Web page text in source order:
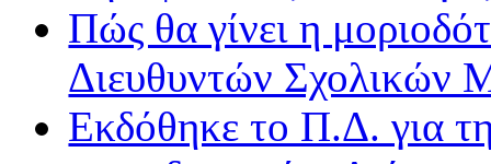
Πώς θα γίνει η
Διευθυντών Σχολικών
Εκδόθηκε το Π.Δ. για